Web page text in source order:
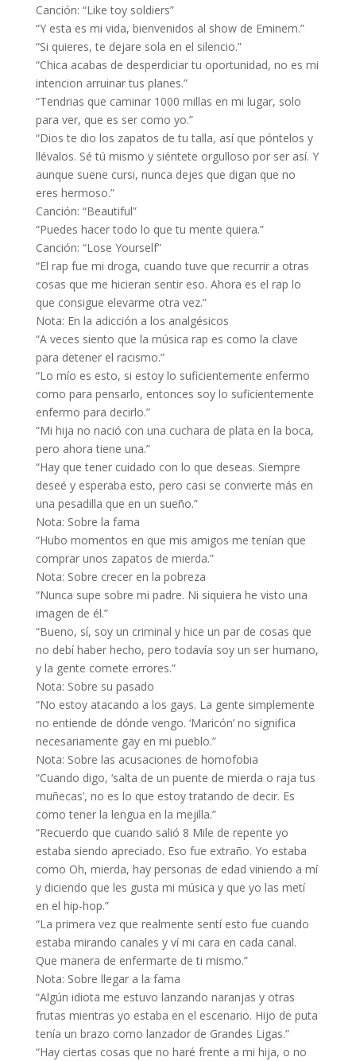
Canción: “Like toy soldiers”
“Y esta es mi vida, bienvenidos al show de Eminem.”
“Si quieres, te dejare sola en el silencio.”
“Chica acabas de desperdiciar tu oportunidad, no es mi
intencion arruinar tus planes.”
“Tendrias que caminar 1000 millas en mi lugar, solo
para ver, que es ser como yo.”
“Dios te dio los zapatos de tu talla, así que póntelos y
llévalos. Sé tú mismo y siéntete orgulloso por ser así. Y
aunque suene cursi, nunca dejes que digan que no
eres hermoso.”
Canción: “Beautiful”
“Puedes hacer todo lo que tu mente quiera.”
Canción: “Lose Yourself”
“El rap fue mi droga, cuando tuve que recurrir a otras
cosas que me hicieran sentir eso. Ahora es el rap lo
que consigue elevarme otra vez.”
Nota: En la adicción a los analgésicos
“A veces siento que la música rap es como la clave
para detener el racismo.”
“Lo mío es esto, si estoy lo suficientemente enfermo
como para pensarlo, entonces soy lo suficientemente
enfermo para decirlo.”
“Mi hija no nació con una cuchara de plata en la boca,
pero ahora tiene una.”
“Hay que tener cuidado con lo que deseas. Siempre
deseé y esperaba esto, pero casi se convierte más en
una pesadilla que en un sueño.”
Nota: Sobre la fama
“Hubo momentos en que mis amigos me tenían que
comprar unos zapatos de mierda.”
Nota: Sobre crecer en la pobreza
“Nunca supe sobre mi padre. Ni siquiera he visto una
imagen de él.”
“Bueno, sí, soy un criminal y hice un par de cosas que
no debí haber hecho, pero todavía soy un ser humano,
y la gente comete errores.”
Nota: Sobre su pasado
“No estoy atacando a los gays. La gente simplemente
no entiende de dónde vengo. ‘Maricón’ no significa
necesariamente gay en mi pueblo.”
Nota: Sobre las acusaciones de homofobia
“Cuando digo, ‘salta de un puente de mierda o raja tus
muñecas’, no es lo que estoy tratando de decir. Es
como tener la lengua en la mejilla.”
“Recuerdo que cuando salió 8 Mile de repente yo
estaba siendo apreciado. Eso fue extraño. Yo estaba
como Oh, mierda, hay personas de edad viniendo a mí
y diciendo que les gusta mi música y que yo las metí
en el hip-hop.”
“La primera vez que realmente sentí esto fue cuando
estaba mirando canales y ví mi cara en cada canal.
Que manera de enfermarte de ti mismo.”
Nota: Sobre llegar a la fama
“Algún idiota me estuvo lanzando naranjas y otras
frutas mientras yo estaba en el escenario. Hijo de puta
tenía un brazo como lanzador de Grandes Ligas.”
“Hay ciertas cosas que no haré frente a mi hija, o no